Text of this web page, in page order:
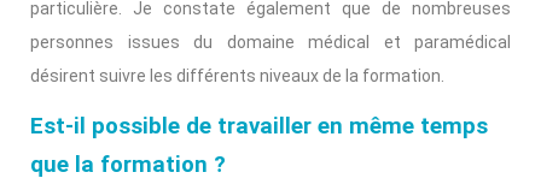
particulière. Je constate également que de nombreuses
personnes issues du domaine médical et paramédical
désirent suivre les différents niveaux de la formation.
Est-il possible de travailler en même temps
que la formation ?